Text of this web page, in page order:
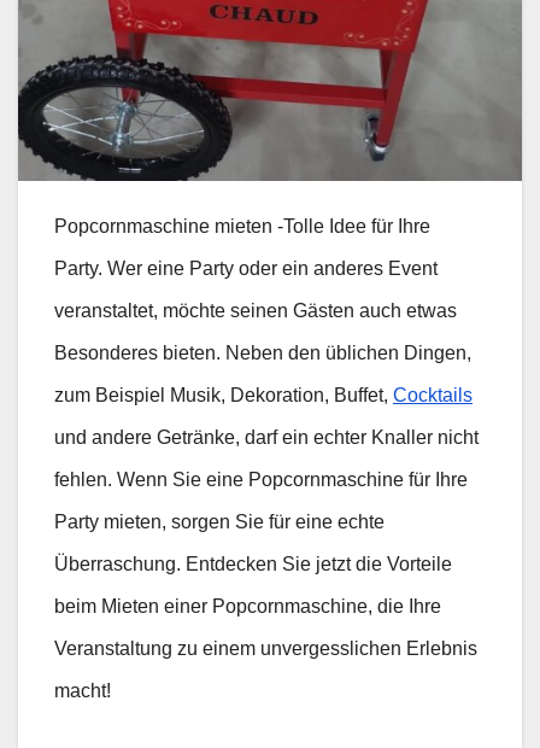
Popcornmaschine mieten -Tolle Idee für Ihre
Party. Wer eine Party oder ein anderes Event
veranstaltet, möchte seinen Gästen auch etwas
Besonderes bieten. Neben den üblichen Dingen,
zum Beispiel Musik, Dekoration, Buffet, Cocktails
und andere Getränke, darf ein echter Knaller nicht
fehlen. Wenn Sie eine Popcornmaschine für Ihre
Party mieten, sorgen Sie für eine echte
Überraschung. Entdecken Sie jetzt die Vorteile
beim Mieten einer Popcornmaschine, die Ihre
Veranstaltung zu einem unvergesslichen Erlebnis
macht!